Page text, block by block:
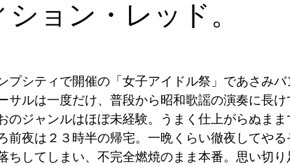
ー・マニア一年生。 ぬこ日記。 ＡＩ落書きシ
ョン・レッド。
プシティで開催の「女子アイドル祭」であさみ
サルは一度だけ、普段から昭和歌謡の演奏に長
のジャンルはほぼ未経験。うまく仕上がらぬま
前夜は２３時半の帰宅。一晩くらい徹夜してや
ちしてしまい、不完全燃焼のまま本番。思い切